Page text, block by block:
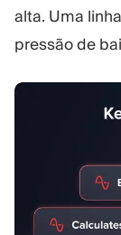
alta. Uma
pressão de